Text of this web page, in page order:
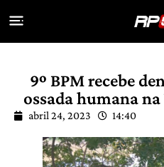
9º BPM recebe
ossada humana
abril 24, 2023 14:40